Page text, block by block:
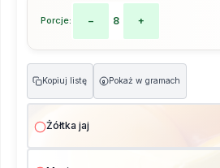
Porcje: − 8 +
Kopiuj listę g Pokaż w gramach
Żółtka jaj